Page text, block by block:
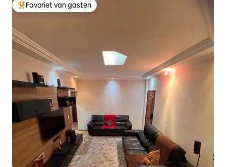
Topfavoriet van gasten
Favoriet van gasten